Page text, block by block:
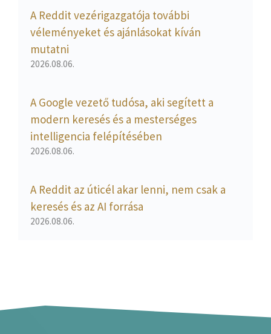
A Reddit vezérigazgatója további
véleményeket és ajánlásokat kíván
mutatni
2026.08.06.
A Google vezető tudósa, aki segített a
modern keresés és a mesterséges
intelligencia felépítésében
2026.08.06.
A Reddit az úticél akar lenni, nem csak a
keresés és az AI forrása
2026.08.06.